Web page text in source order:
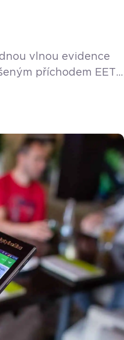
vlnou evidence
příchodem EET
kraje, která
platby již ve
prodeji
[…]